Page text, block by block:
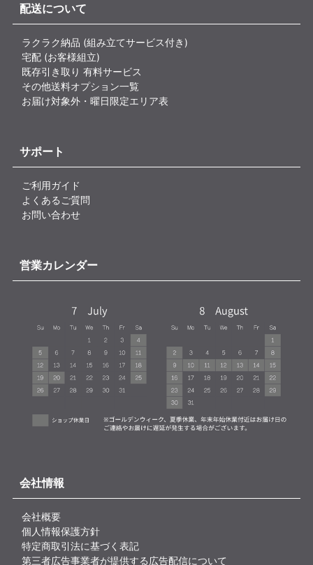
配送について
ラクラク納品 (組み立てサービス付き)
宅配 (お客様組立)
既存引き取り 有料サービス
その他送料オプション一覧
お届け対象外・曜日限定エリア表
サポート
ご利用ガイド
よくあるご質問
お問い合わせ
営業カレンダー
会社情報
会社概要
個人情報保護方針
特定商取引法に基づく表記
第三者広告事業者が提供する広告配信について